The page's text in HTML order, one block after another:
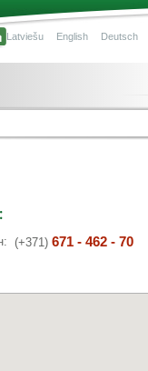
Latviešu English Deutsch
(+371) 671 - 462 - 70